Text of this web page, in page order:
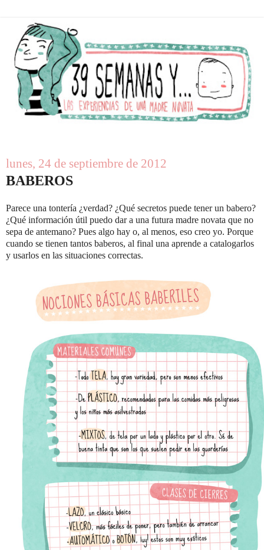
lunes, 24 de septiembre de 2012
BABEROS
Parece una tontería ¿verdad? ¿Qué secretos puede tener un babero?
¿Qué información útil puedo dar a una futura madre novata que no
sepa de antemano? Pues algo hay o, al menos, eso creo yo. Porque
cuando se tienen tantos baberos, al final una aprende a catalogarlos
y usarlos en las situaciones correctas.